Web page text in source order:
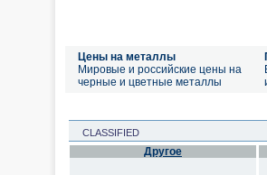
Цены на металлы
Мировые и российские цены на
черные и цветные металлы
CLASSIFIED
Другое